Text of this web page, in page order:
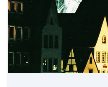
Cottbus
Darmstadt
Delmenhorst
Düren